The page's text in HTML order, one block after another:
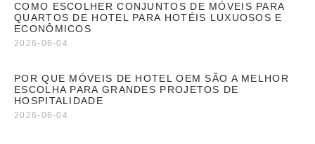
COMO ESCOLHER CONJUNTOS DE MÓVEIS PARA
QUARTOS DE HOTEL PARA HOTÉIS LUXUOSOS E
ECONÔMICOS
2026-06-04
POR QUE MÓVEIS DE HOTEL OEM SÃO A MELHOR
ESCOLHA PARA GRANDES PROJETOS DE
HOSPITALIDADE
2026-06-04